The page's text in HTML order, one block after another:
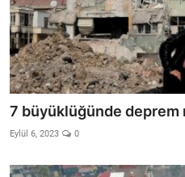
7 büyüklüğünde deprem
Eylül 6, 2023 0